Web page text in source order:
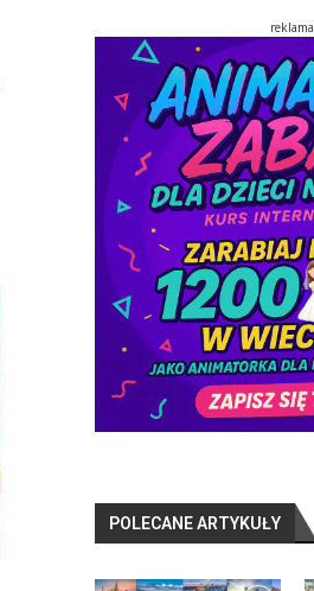
reklama
POLECANE ARTYKUŁY